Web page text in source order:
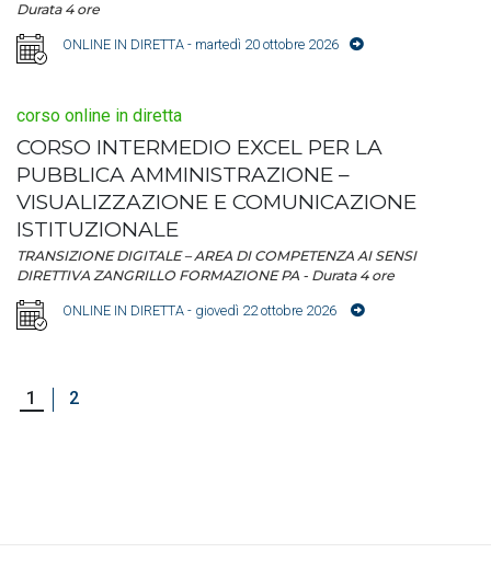
Durata 4 ore
ONLINE IN DIRETTA - martedì 20 ottobre 2026
corso online in diretta
CORSO INTERMEDIO EXCEL PER LA
PUBBLICA AMMINISTRAZIONE –
VISUALIZZAZIONE E COMUNICAZIONE
ISTITUZIONALE
TRANSIZIONE DIGITALE – AREA DI COMPETENZA AI SENSI
DIRETTIVA ZANGRILLO FORMAZIONE PA - Durata 4 ore
ONLINE IN DIRETTA - giovedì 22 ottobre 2026
1 2